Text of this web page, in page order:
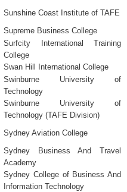
Sunshine Coast Institute of TAFE
Supreme Business College
Surfcity International Training
College
Swan Hill International College
Swinburne University of
Technology
Swinburne University of
Technology (TAFE Division)
Sydney Aviation College
Sydney Business And Travel
Academy
Sydney College of Business And
Information Technology